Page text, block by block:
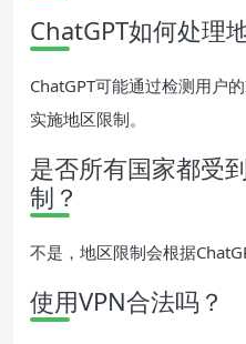
ChatGPT如何处理
ChatGPT可能通过检测用户
实施地区限制。
是否所有国家都受
制？
不是，地区限制会根据
使用VPN合法吗？